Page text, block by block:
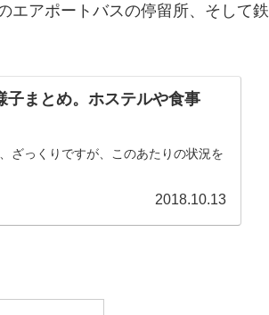
エアポートバスの停留所、そして鉄
子まとめ。ホステルや食事
ざっくりですが、このあたりの状況を
2018.10.13